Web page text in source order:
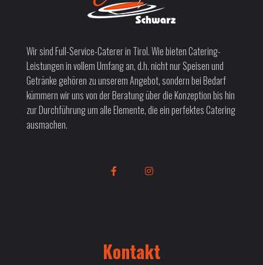
Wir sind Full-Service-Caterer in Tirol. Wie bieten Catering-
Leistungen in vollem Umfang an, d.h. nicht nur Speisen und
Getränke gehören zu unserem Angebot, sondern bei Bedarf
kümmern wir uns von der Beratung über die Konzeption bis hin
zur Durchführung um alle Elemente, die ein perfektes Catering
ausmachen.
Kontakt